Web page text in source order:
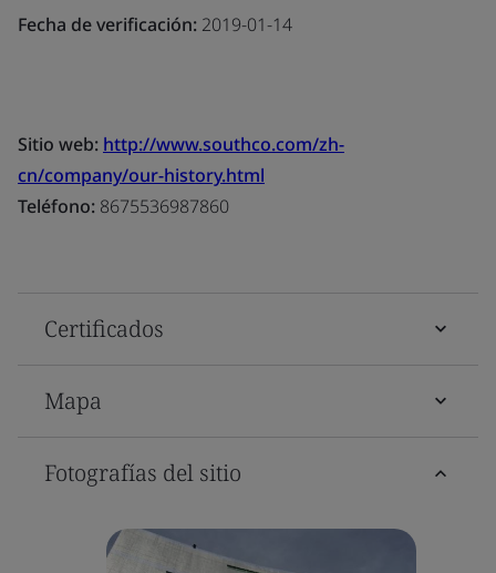
Fecha de verificación: 2019-01-14
Sitio web: http://www.southco.com/zh-
cn/company/our-history.html
Teléfono: 8675536987860
Certificados
Mapa
Fotografías del sitio